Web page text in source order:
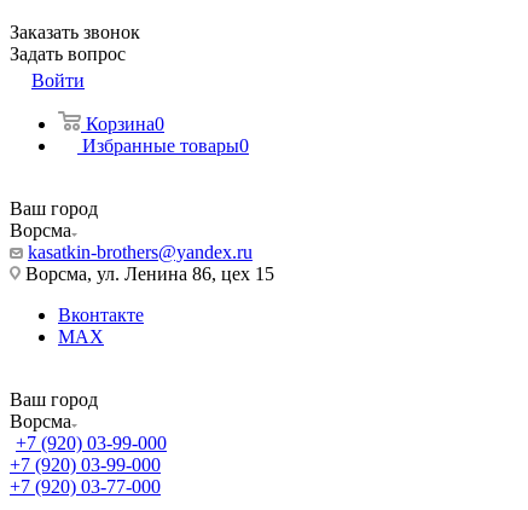
Заказать звонок
Задать вопрос
Войти
Корзина0
Избранные товары0
Ваш город
Ворсма
kasatkin-brothers@yandex.ru
Ворсма, ул. Ленина 86, цех 15
Вконтакте
MAX
Ваш город
Ворсма
+7 (920) 03-99-000
+7 (920) 03-99-000
+7 (920) 03-77-000